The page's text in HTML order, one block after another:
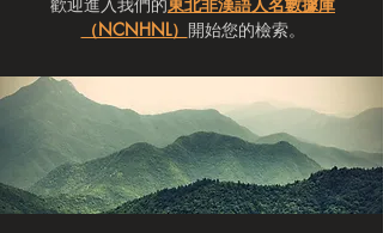
（NCNHNL） 開始您的檢索。